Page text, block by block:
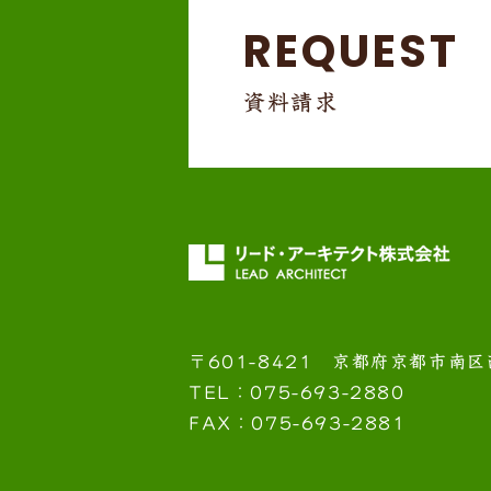
REQUEST
資料請求
〒601-8421 京都府京都市南
TEL：075-693-2880
FAX：075-693-2881